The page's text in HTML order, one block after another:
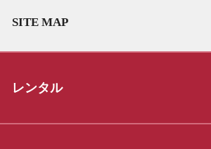
した！
2026.06.13
2026.06.13
した！
SITE MAP
レンタル